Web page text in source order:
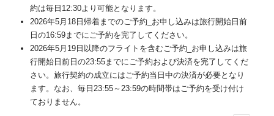
約は毎日12:30より可能となります。
2026年5月18日帰着までのご予約_お申し込みは旅行開始日前
日の16:59までにご予約を完了してください。
2026年5月19日以降のフライトを含むご予約_お申し込みは旅
行開始日前日の23:55までにご予約および決済を完了してくだ
さい。旅行契約の成立にはご予約当日中の決済が必要となり
ます。なお、毎日23:55～23:59の時間帯はご予約を受け付け
ておりません。